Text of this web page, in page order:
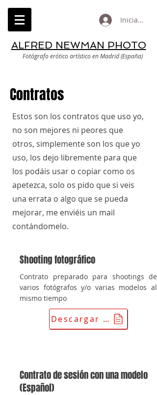
Iniciar
ALFRED NEWMAN PHOTO
Fotógrafo erótico artístico en Madrid (España)
Contratos
Estos son los contratos que uso yo,
no son mejores ni peores que
otros, simplemente son los que yo
uso, los dejo libremente para que
los podáis usar o copiar como os
apetezca, solo os pido que si veis
una errata o algo que se pueda
mejorar, me enviéis un mail
contándomelo.
Shooting fotográfico
Contrato preparado para shootings de
varios fotógrafos y/o varias modelos al
mismo tiempo
Descargar el contrato
Contrato de sesión con una modelo
(Español)